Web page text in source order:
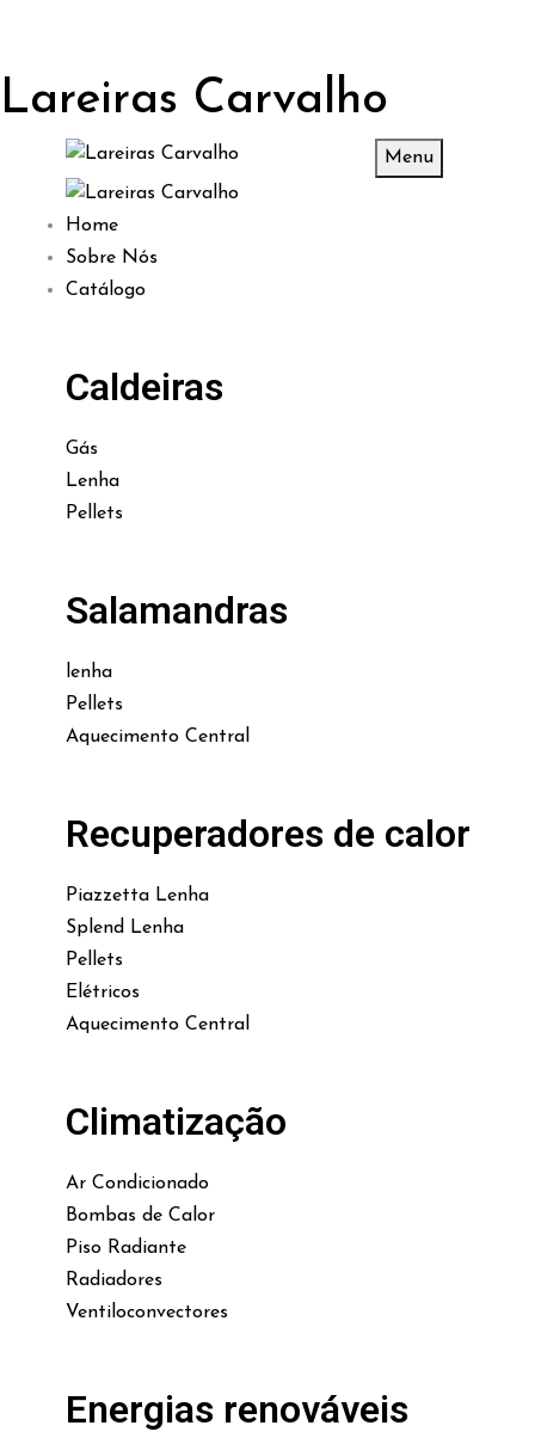
Lareiras Carvalho
Menu
Home
Sobre Nós
Catálogo
Caldeiras
Gás
Lenha
Pellets
Salamandras
lenha
Pellets
Aquecimento Central
Recuperadores de calor
Piazzetta Lenha
Splend Lenha
Pellets
Elétricos
Aquecimento Central
Climatização
Ar Condicionado
Bombas de Calor
Piso Radiante
Radiadores
Ventiloconvectores
Energias renováveis